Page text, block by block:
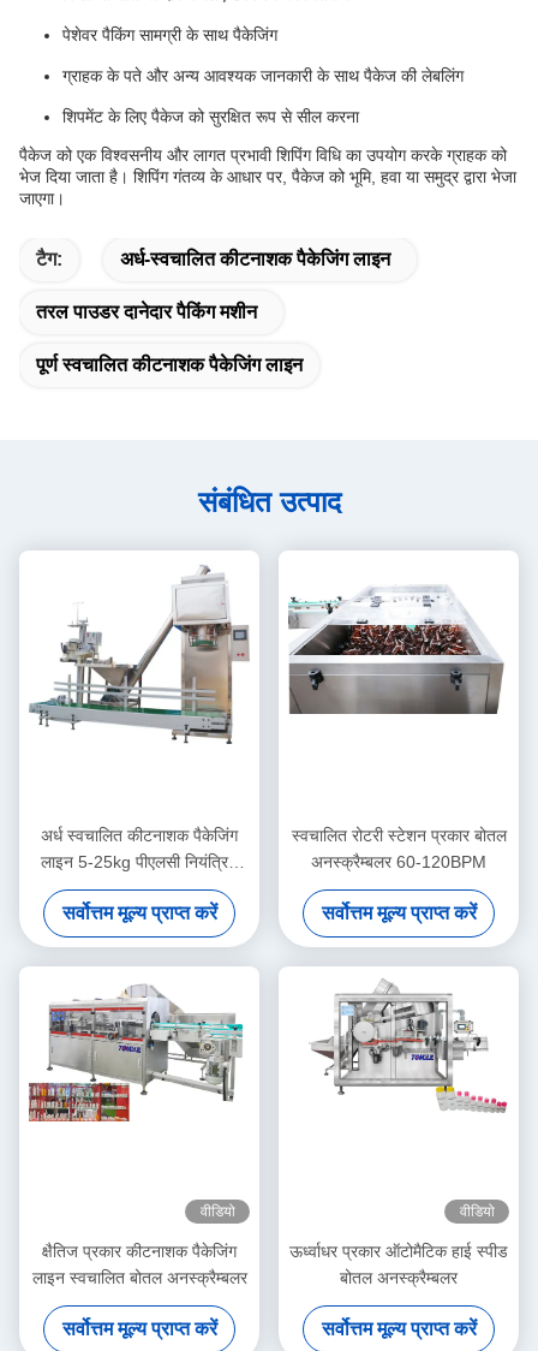
पेशेवर पैकिंग सामग्री के साथ पैकेजिंग
ग्राहक के पते और अन्य आवश्यक जानकारी के साथ पैकेज की लेबलिंग
शिपमेंट के लिए पैकेज को सुरक्षित रूप से सील करना
पैकेज को एक विश्वसनीय और लागत प्रभावी शिपिंग विधि का उपयोग करके ग्राहक को
भेज दिया जाता है। शिपिंग गंतव्य के आधार पर, पैकेज को भूमि, हवा या समुद्र द्वारा भेजा
जाएगा।
टैग: अर्ध-स्वचालित कीटनाशक पैकेजिंग लाइन
तरल पाउडर दानेदार पैकिंग मशीन
पूर्ण स्वचालित कीटनाशक पैकेजिंग लाइन
संबंधित उत्पाद
अर्ध स्वचालित कीटनाशक पैकेजिंग
लाइन 5-25kg पीएलसी नियंत्रित
पाउडर पैकिंग मशीन
सर्वोत्तम मूल्य प्राप्त करें
स्वचालित रोटरी स्टेशन प्रकार बोतल
अनस्क्रैम्बलर 60-120BPM
सर्वोत्तम मूल्य प्राप्त करें
वीडियो
क्षैतिज प्रकार कीटनाशक पैकेजिंग
लाइन स्वचालित बोतल अनस्क्रैम्बलर
सर्वोत्तम मूल्य प्राप्त करें
वीडियो
ऊर्ध्वाधर प्रकार ऑटोमैटिक हाई स्पीड
बोतल अनस्क्रैम्बलर
सर्वोत्तम मूल्य प्राप्त करें